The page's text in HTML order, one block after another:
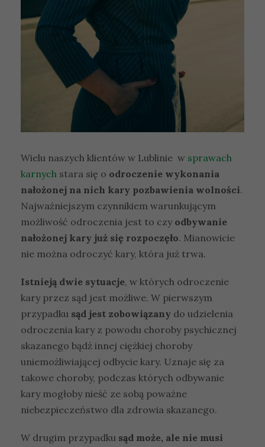
Wielu naszych klientów w Lublinie w sprawach
karnych stara się o odroczenie wykonania
nałożonej na nich kary pozbawienia wolności.
Najważniejszym czynnikiem warunkującym
możliwość odroczenia jest to czy odbywanie
nałożonej kary już się rozpoczęło. Mianowicie
nie można odroczyć kary, która już trwa.
Istnieją dwie sytuacje, w których odroczenie
kary przez sąd jest możliwe. W pierwszym
przypadku sąd jest zobowiązany do udzielenia
odroczenia kary z powodu choroby psychicznej
skazanego bądź innej ciężkiej choroby
uniemożliwiającej odbycie kary. Uznaje się za
takowe choroby, podczas których odbywanie
kary mogłoby nieść ze sobą poważne
niebezpieczeństwo dla zdrowia skazanego.
W drugim przypadku sąd może, ale nie musi